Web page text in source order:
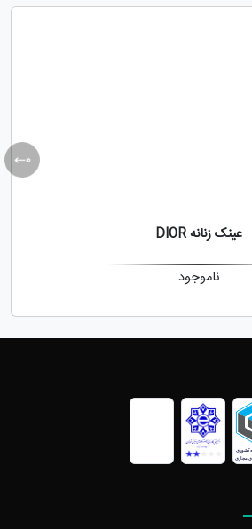
عینک زنانه DIOR
ناموجود